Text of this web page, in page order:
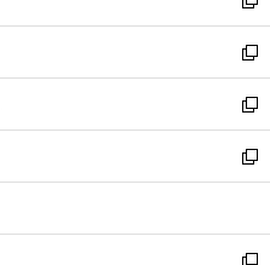
開
く
ウ
で
開
く
ン
ド
ウ
で
開
く
ウ
ィ
ン
ド
ウ
で
開
新
し
い
ウ
ィ
ン
ド
ウ
開
く
新
し
い
ウ
ィ
ン
ウ
で
新
し
い
ウ
ン
新
し
ウ